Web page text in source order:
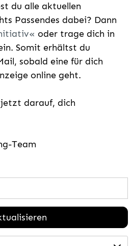
du alle aktuellen
Passendes dabei? Dann
oder trage dich in
Somit erhältst du
sobald eine für dich
online geht.
jetzt darauf, dich
Team